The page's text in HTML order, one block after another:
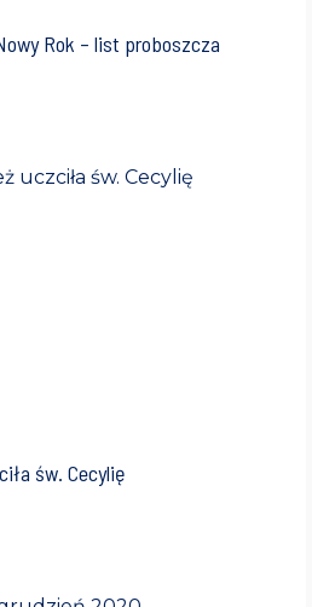
Rok – list proboszcza
św. Cecylię